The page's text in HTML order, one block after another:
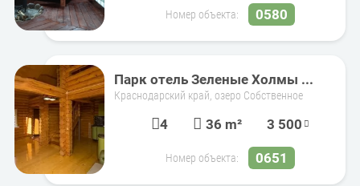
Номер объекта: 0580
Парк отель Зеленые Холмы ...
Краснодарский край, озеро Собственное
4 36 m² 3 500
Номер объекта: 0651